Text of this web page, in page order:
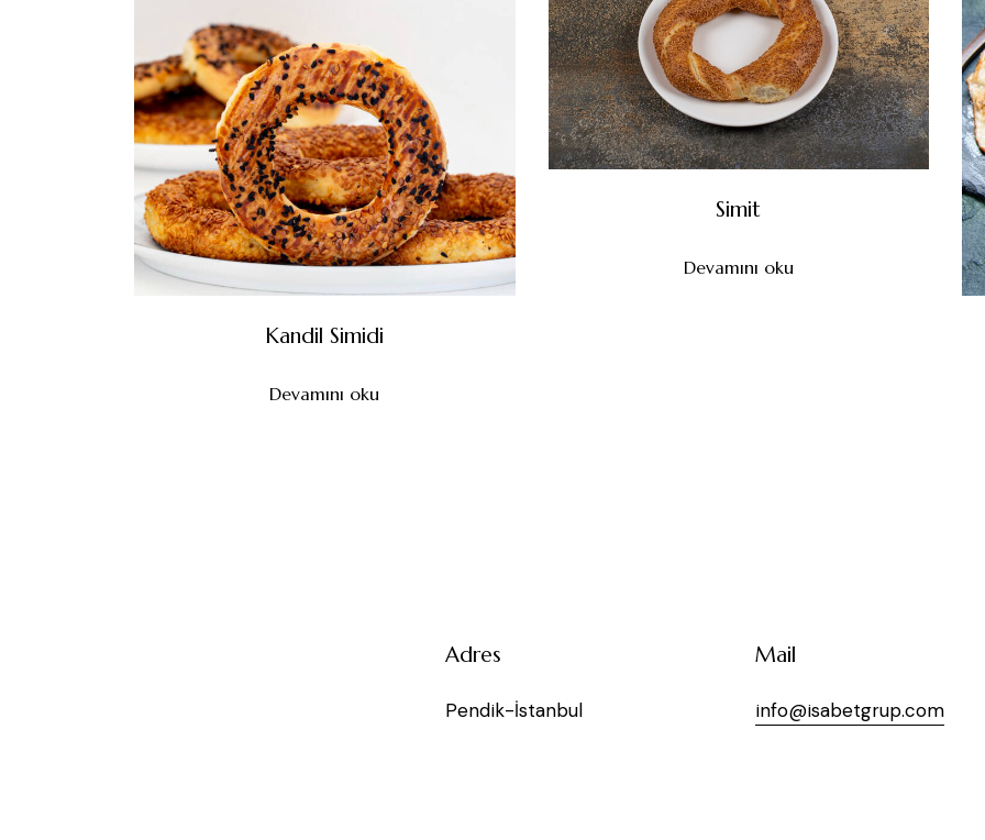
Kandil Simidi
Devamını oku
Simit
Devamını oku
Adres
Pendik-İstanbul
Mail
info@isabetgrup.com